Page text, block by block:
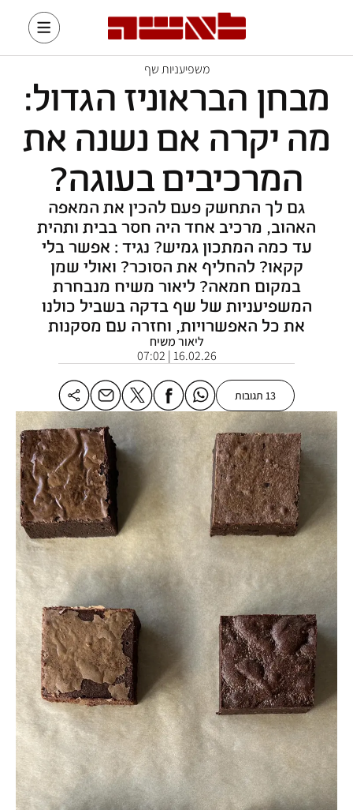
משפיעניות שף
מבחן הבראוניז הגדול:
מה יקרה אם נשנה את
המרכיבים בעוגה?
גם לך התחשק פעם להכין את המאפה
האהוב, מרכיב אחד היה חסר בבית ותהית
עד כמה המתכון גמיש? נגיד : אפשר בלי
קקאו? להחליף את הסוכר? ואולי שמן
במקום חמאה? ליאור משיח מנבחרת
המשפיעניות של שף בדקה בשביל כולנו
את כל האפשרויות, וחזרה עם מסקנות
ליאור משיח
16.02.26 | 07:02
13 תגובות